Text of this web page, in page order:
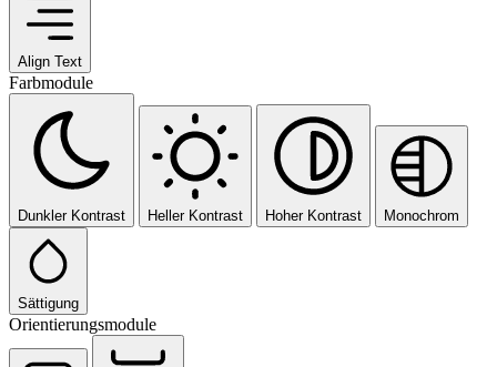
Align Text
Farbmodule
Dunkler Kontrast Heller Kontrast Hoher Kontrast Monochrom
Sättigung
Orientierungsmodule